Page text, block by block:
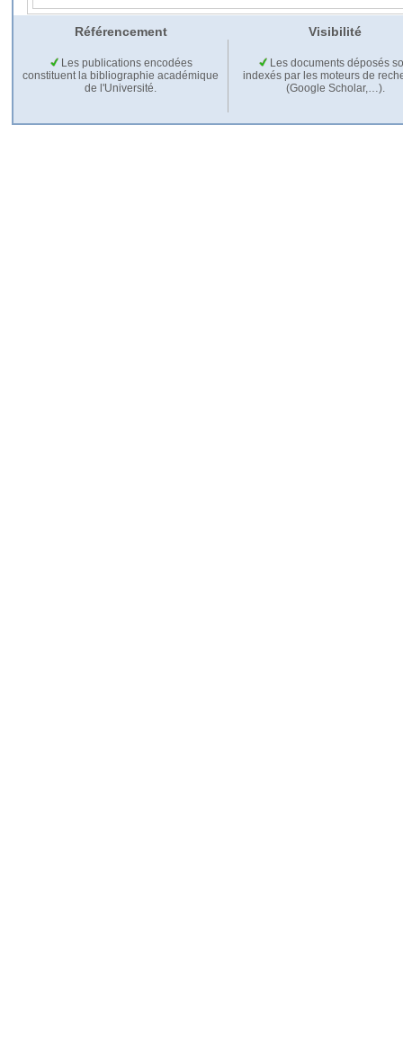
Référencement Visibilité
Les publications encodées
constituent la bibliographie académique
de l'Université.
Les documents déposés
indexés par les moteurs de
(Google Scholar,…).